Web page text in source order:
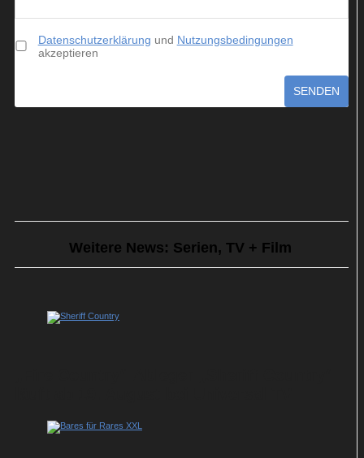
Datenschutzerklärung und Nutzungsbedingungen
akzeptieren
SENDEN
Weitere News: Serien, TV + Film